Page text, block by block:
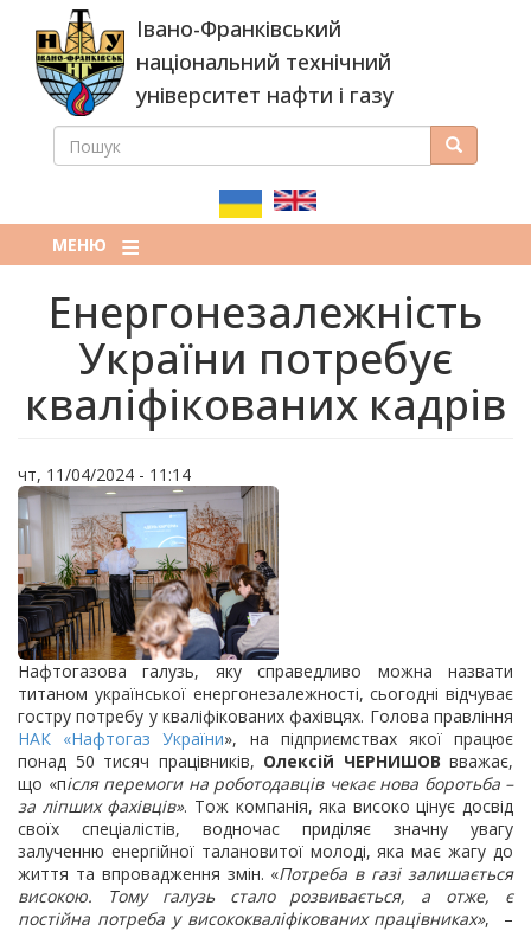
основного
вмісту
Івано-Франківський
національний технічний
університет нафти і газу
ПОШУКОВА
ПОШУК Пошук
МЕНЮ
Енергонезалежність
України потребує
кваліфікованих кадрів
чт, 11/04/2024 - 11:14
Нафтогазова галузь, яку справедливо можна назвати
титаном української енергонезалежності, сьогодні відчуває
гостру потребу у кваліфікованих фахівцях. Голова правління
НАК «Нафтогаз України», на підприємствах якої працює
понад 50 тисяч працівників, Олексій ЧЕРНИШОВ вважає,
що «після перемоги на роботодавців чекає нова боротьба –
за ліпших фахівців». Тож компанія, яка високо цінує досвід
своїх спеціалістів, водночас приділяє значну увагу
залученню енергійної талановитої молоді, яка має жагу до
життя та впровадження змін. «Потреба в газі залишається
високою. Тому галузь стало розвивається, а отже, є
постійна потреба у висококваліфікованихпрацівниках», –